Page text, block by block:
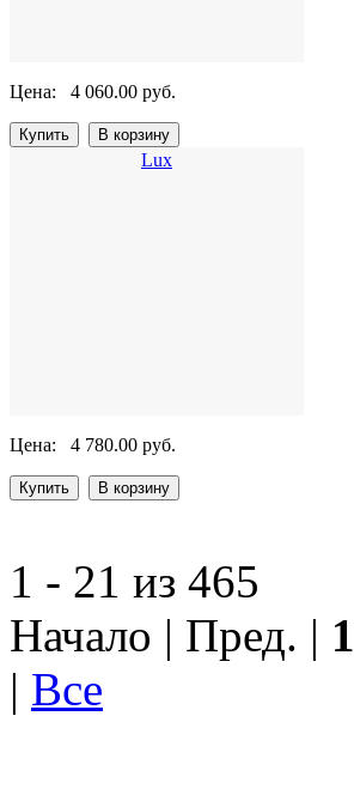
Цена: 4 060.00 руб.
Lux
Цена: 4 780.00 руб.
1 - 21 из 465
Начало | Пред. | 1
| Все